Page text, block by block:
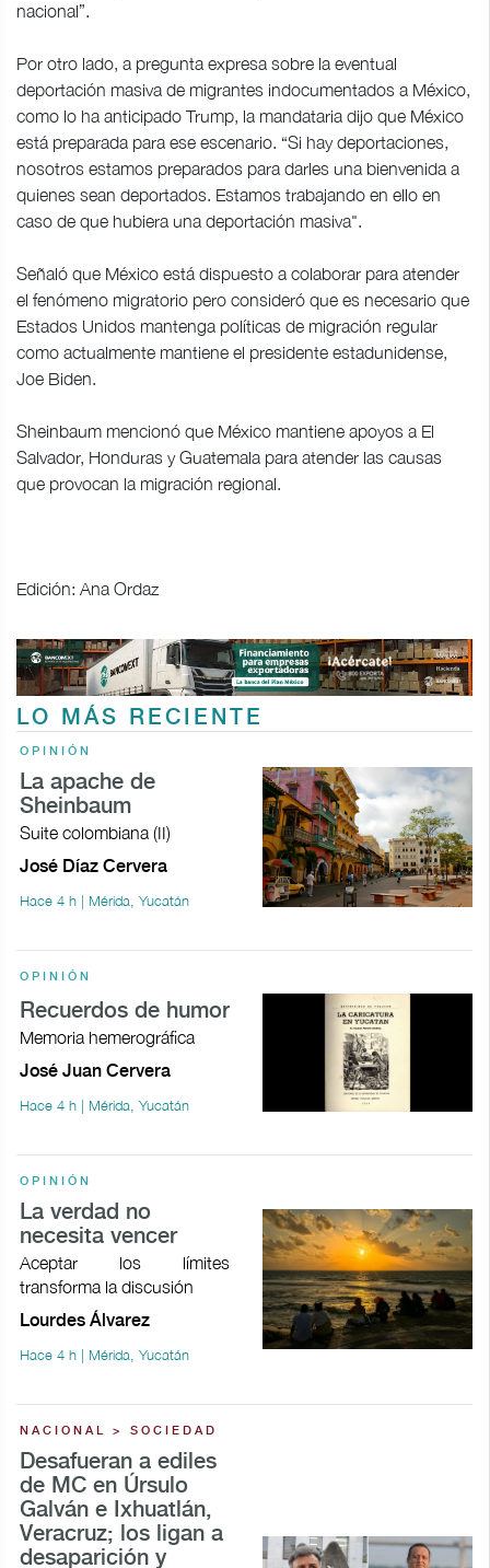
nacional”.
Por otro lado, a pregunta expresa sobre la eventual
deportación masiva de migrantes indocumentados a México,
como lo ha anticipado Trump, la mandataria dijo que México
está preparada para ese escenario. “Si hay deportaciones,
nosotros estamos preparados para darles una bienvenida a
quienes sean deportados. Estamos trabajando en ello en
caso de que hubiera una deportación masiva".
Señaló que México está dispuesto a colaborar para atender
el fenómeno migratorio pero consideró que es necesario que
Estados Unidos mantenga políticas de migración regular
como actualmente mantiene el presidente estadunidense,
Joe Biden.
Sheinbaum mencionó que México mantiene apoyos a El
Salvador, Honduras y Guatemala para atender las causas
que provocan la migración regional.
Edición: Ana Ordaz
LO MÁS RECIENTE
OPINIÓN
La apache de
Sheinbaum
Suite colombiana (II)
José Díaz Cervera
Hace 4 h | Mérida, Yucatán
OPINIÓN
Recuerdos de humor
Memoria hemerográfica
José Juan Cervera
Hace 4 h | Mérida, Yucatán
OPINIÓN
La verdad no
necesita vencer
Aceptar los límites
transforma la discusión
Lourdes Álvarez
Hace 4 h | Mérida, Yucatán
NACIONAL > SOCIEDAD
Desafueran a ediles
de MC en Úrsulo
Galván e Ixhuatlán,
Veracruz; los ligan a
desaparición y